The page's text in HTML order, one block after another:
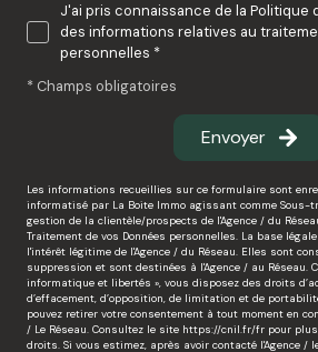
J'ai pris connaissance de la
des informations relatives au
personnelles *
* Champs obligatoires
Envoyer
Les informations recueillies sur ce formulaire sont
informatisé par La Boite Immo agissant comme
gestion de la clientèle/prospects de l'Agence / du
Traitement de vos Données personnelles. La base
l'intérêt légitime de l'Agence / du Réseau. Elles sont
suppression et sont destinées à l'Agence / au Réseau.
informatique et libertés », vous disposez des droits
d’effacement, d’opposition, de limitation et de
pouvez retirer votre consentement à tout moment en
/ Le Réseau. Consultez le site https://cnil.fr/fr pour
droits. Si vous estimez, après avoir contacté l'Agence /